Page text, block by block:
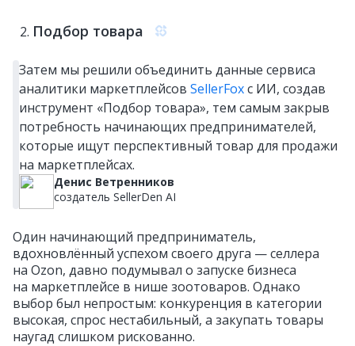
Подбор товара
Затем мы решили объединить данные сервиса
аналитики маркетплейсов SellerFoxс ИИ, создав
инструмент «Подбор товара», тем самым закрыв
потребность начинающих предпринимателей,
которые ищут перспективный товар для продажи
на маркетплейсах.
Денис Ветренников
создатель SellerDen AI
Один начинающий предприниматель,
вдохновлённый успехом своего друга — селлера
на Ozon, давно подумывал о запуске бизнеса
на маркетплейсе в нише зоотоваров. Однако
выбор был непростым: конкуренция в категории
высокая, спрос нестабильный, а закупать товары
наугад слишком рискованно.